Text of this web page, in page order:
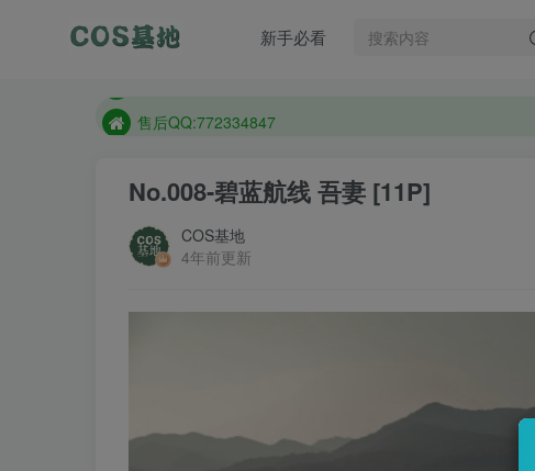
新手必看
防失联：百度搜索《趣画刊》，实时查看最新站点。
售后QQ:772334847
No.008-碧蓝航线 吾妻 [11P]
COS基地
4年前更新